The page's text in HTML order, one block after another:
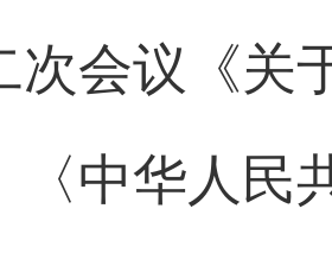
次会议 《
〈中华人民